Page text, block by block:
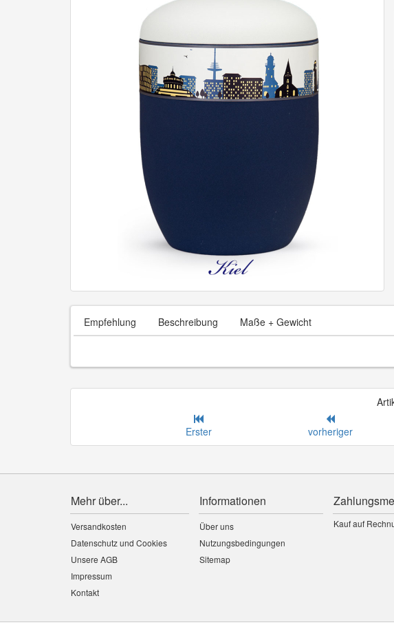
Empfehlung Beschreibung Maße + Gewicht
Erster vorheriger
Mehr über...
Versandkosten
Datenschutz und Cookies
Unsere AGB
Impressum
Kontakt
Informationen
Über uns
Nutzungsbedingungen
Sitemap
Kauf auf